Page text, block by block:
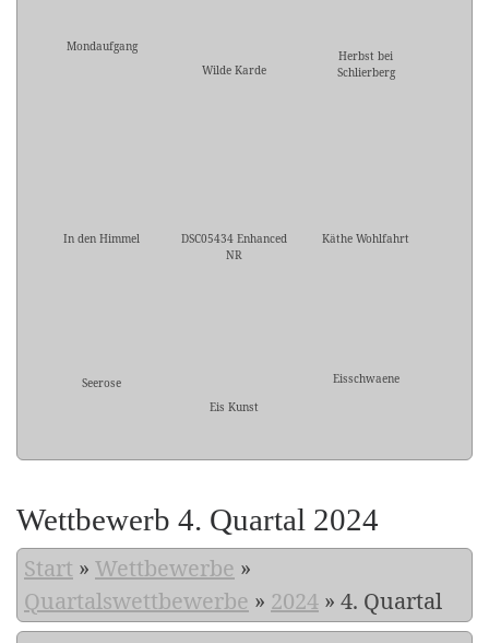
Mondaufgang
Wilde Karde
Herbst bei
Schlierberg
In den Himmel
DSC05434 Enhanced
NR
Käthe Wohlfahrt
Seerose
Eis Kunst
Eisschwaene
Wettbewerb 4. Quartal 2024
Start » Wettbewerbe »
Quartalswettbewerbe » 2024 » 4. Quartal